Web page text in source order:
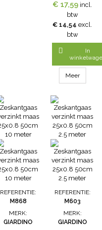
genoemd.
Zeskantgaas
verzinkt is
vuurverzinkt
na het
wordt een
optimale
maas: 25 mm
draaddikte:
0,8 mm
Hoogte: 100
cm lengte: 5
vlechtwerk
heeft ter
versteviging
dubbele...
€ 17,59 incl.
btw
€ 14,54 excl.
btw

In
Meer
REFERENTIE:
M868
MERK:
GIARDINO
REFERENTIE:
M603
MERK:
GIARDINO